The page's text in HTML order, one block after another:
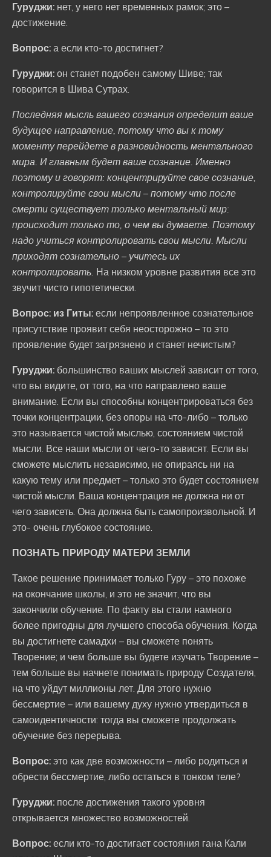
Гуруджи: нет, у него нет временных рамок; это –
достижение.
Вопрос: а если кто-то достигнет?
Гуруджи: он станет подобен самому Шиве; так
говорится в Шива Сутрах.
Последняя мысль вашего сознания определит ваше
будущее направление, потому что вы к тому
моменту перейдете в разновидность ментального
мира. И главным будет ваше сознание. Именно
поэтому и говорят: концентрируйте свое сознание,
контролируйте свои мысли – потому что после
смерти существует только ментальный мир:
происходит только то, о чем вы думаете. Поэтому
надо учиться контролировать свои мысли. Мысли
приходят сознательно – учитесь их
контролировать. На низком уровне развития все это
звучит чисто гипотетически.
Вопрос: из Гиты: если непроявленное сознательное
присутствие проявит себя неосторожно – то это
проявление будет загрязнено и станет нечистым?
Гуруджи: большинство ваших мыслей зависит от того,
что вы видите, от того, на что направлено ваше
внимание. Если вы способны концентрироваться без
точки концентрации, без опоры на что-либо – только
это называется чистой мыслью, состоянием чистой
мысли. Все наши мысли от чего-то зависят. Если вы
сможете мыслить независимо, не опираясь ни на
какую тему или предмет – только это будет состоянием
чистой мысли. Ваша концентрация не должна ни от
чего зависеть. Она должна быть самопроизвольной. И
это- очень глубокое состояние.
ПОЗНАТЬ ПРИРОДУ МАТЕРИ ЗЕМЛИ
Такое решение принимает только Гуру – это похоже
на окончание школы, и это не значит, что вы
закончили обучение. По факту вы стали намного
более пригодны для лучшего способа обучения. Когда
вы достигнете самадхи – вы сможете понять
Творение; и чем больше вы будете изучать Творение –
тем больше вы начнете понимать природу Создателя,
на что уйдут миллионы лет. Для этого нужно
бессмертие – или вашему духу нужно утвердиться в
самоидентичности: тогда вы сможете продолжать
обучение без перерыва.
Вопрос: это как две возможности – либо родиться и
обрести бессмертие, либо остаться в тонком теле?
Гуруджи: после достижения такого уровня
открывается множество возможностей.
Вопрос: если кто-то достигает состояния гана Кали